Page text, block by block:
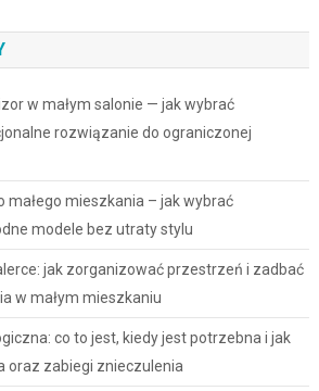
w małym salonie — jak wybrać
rozwiązanie do ograniczonej
małego mieszkania – jak wybrać
modele bez utraty stylu
jak zorganizować przestrzeń i zadbać
w małym mieszkaniu
co to jest, kiedy jest potrzebna i jak
oraz zabiegi znieczulenia